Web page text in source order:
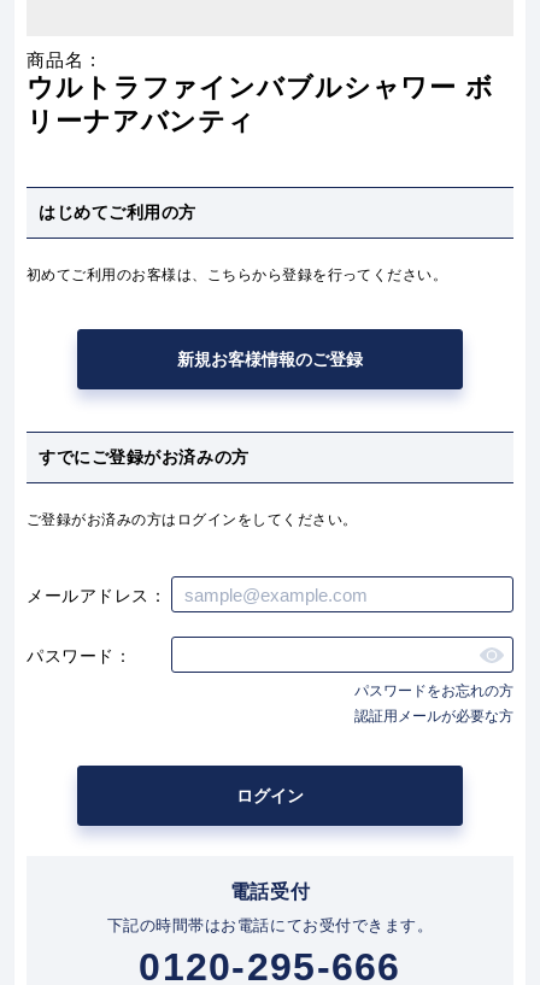
ウルトラファインバブルシャワー ボ
リーナアバンティ
はじめてご利用の方
初めてご利用のお客様は、こちらから登録を行ってください。
新規お客様情報のご登録
すでにご登録がお済みの方
ご登録がお済みの方はログインをしてください。
メールアドレス
パスワード
パスワードをお忘れの方
認証用メールが必要な方
ログイン
下記の時間帯はお電話にてお受付できます。
0120-295-666